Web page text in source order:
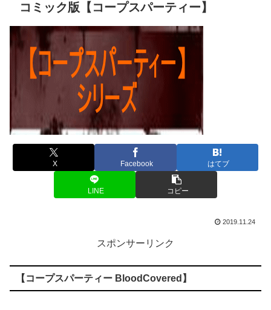
コミック版【コープスパーティー】
X Facebook はてブ
LINE コピー
2019.11.24
スポンサーリンク
【 コープスパーティー BloodCovered 】